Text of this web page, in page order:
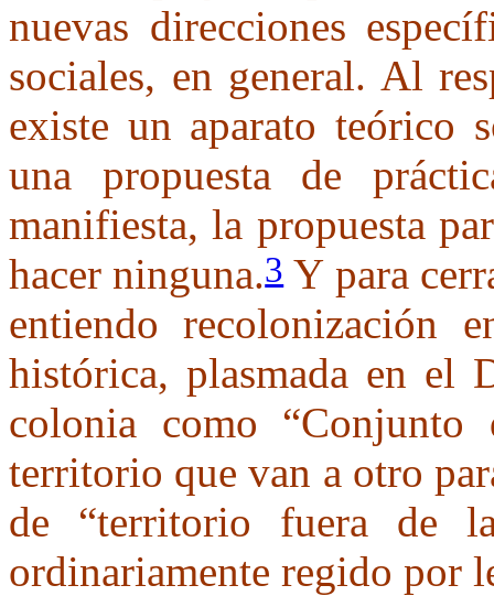
nuevas direcciones
sociales, en general. Al
existe un aparato teórico
una propuesta de
manifiesta, la propuesta
hacer ninguna.3Y para
entiendo recolonización
histórica, plasmada en el
colonia como “Conjunto
territorio que van a otro
de “territorio fuera de
ordinariamente regido por